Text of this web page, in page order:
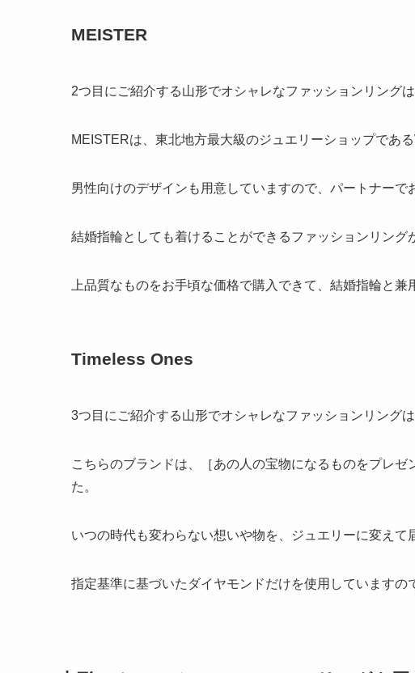
MEISTER
2つ目にご紹介する山形でオシャレなファッションリング
MEISTERは、東北地方最大級のジュエリーショップで
男性向けのデザインも用意していますので、パートナーで
結婚指輪としても着けることができるファッションリング
上品質なものをお手頃な価格で購入できて、結婚指輪と兼
Timeless Ones
3つ目にご紹介する山形でオシャレなファッションリング
こちらのブランドは、［あの人の宝物になるものをプレ
た。
いつの時代も変わらない想いや物を、ジュエリーに変えて
指定基準に基づいたダイヤモンドだけを使用していますの